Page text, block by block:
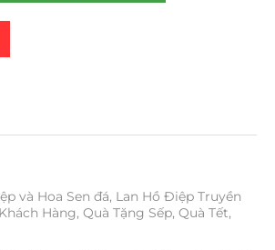
và Hoa Sen đá, Lan Hồ Điệp Truyền
Hàng, Quà Tặng Sếp, Quà Tết,